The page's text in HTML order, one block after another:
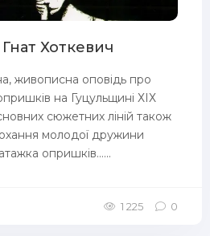
Хоткевич
живописна оповідь про
на Гуцульщині ХІХ
сюжетних ліній також
молодої дружини
опришків…...
1 225 0